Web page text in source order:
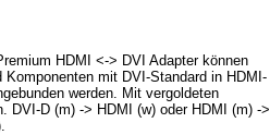
HDMI <-> DVI Adapter können
Komponenten mit DVI-Standard in HDMI-
werden. Mit vergoldeten
DVI-D (m) -> HDMI (w) oder HDMI (m) ->